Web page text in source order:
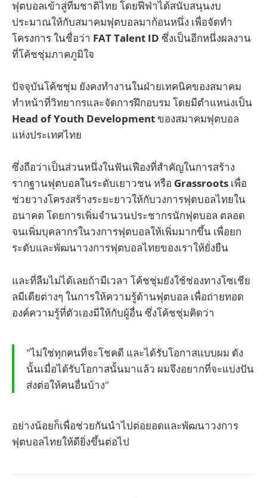
ฟุตบอลเข้าสู่ทีมชาติไทย โดยฟีฟ่าได้สนับสนุนงบ
ประมาณให้กับสมาคมฟุตบอลมาก้อนหนึ่ง เพื่อจัดทำ
โครงการ ในชื่อว่า FAT Talent ID ซึ่งเป็นอีกหนึ่งผลงาน
ที่โค้ชชุ่มภาคภูมิใจ
ปัจจุบันโค้ชชุ่ม ยังคงทำงานในฝ่ายเทคนิคของสมาคม
ทำหน้าที่วิทยากรและจัดการฝึกอบรม โดยมีตำแหน่งเป็น
Head of Youth Development ของสมาคมฟุตบอล
แห่งประเทศไทย
ซึ่งถือว่าเป็นส่วนหนึ่งในฟันเฟืองที่สำคัญในการสร้าง
รากฐานฟุตบอลในระดับเยาวชน หรือ Grassroots เพื่อ
ช่วยวางโครงสร้างระยะยาวให้กับวงการฟุตบอลไทยใน
อนาคต โดยการเพิ่มจำนวนประชากรนักฟุตบอล ตลอด
จนเพิ่มบุคลากรในวงการฟุตบอลให้เพิ่มมากขึ้น เพื่อยก
ระดับและพัฒนาวงการฟุตบอลไทยของเราให้ยั่งยืน
และที่ลืมไม่ได้เลยถ้ามีเวลา โค้ชชุ่มยังใช้ช่องทางโซเชีย
ลมีเดียต่างๆ ในการให้ความรู้ด้านฟุตบอล เพื่อถ่ายทอด
องค์ความรู้ที่ตัวเองมีให้กับผู้อื่น ซึ่งโค้ชชุ่มคิดว่า
"ไม่ใช่ทุกคนที่จะโชคดี และได้รับโอกาสแบบผม ดัง
นั้นเมื่อได้รับโอกาสนั้นมาแล้ว ผมจึงอยากที่จะแบ่งปัน
ส่งต่อให้คนอื่นบ้าง"
อย่างน้อยก็เพื่อช่วยกันนำไปต่อยอดและพัฒนาวงการ
ฟุตบอลไทยให้ดียิ่งขึ้นต่อไป